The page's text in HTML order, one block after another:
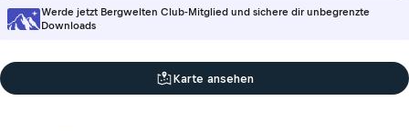
Werde jetzt Bergwelten Club-Mitglied und sichere dir unbegrenzte
Downloads
Karte ansehen